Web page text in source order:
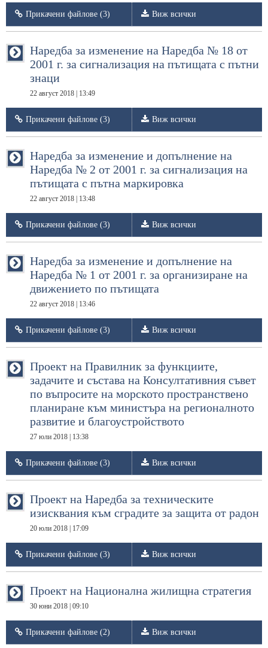
Прикачени файлове (3) Виж всички
Наредба за изменение на Наредба № 18 от
2001 г. за сигнализация на пътищата с пътни
знаци
22 август 2018 | 13:49
Прикачени файлове (3) Виж всички
Наредба за изменение и допълнение на
Наредба № 2 от 2001 г. за сигнализация на
пътищата с пътна маркировка
22 август 2018 | 13:48
Прикачени файлове (3) Виж всички
Наредба за изменение и допълнение на
Наредба № 1 от 2001 г. за организиране на
движението по пътищата
22 август 2018 | 13:46
Прикачени файлове (3) Виж всички
Проект на Правилник за функциите,
задачите и състава на Консултативния съвет
по въпросите на морското пространствено
планиране към министъра на регионалното
развитие и благоустройството
27 юли 2018 | 13:38
Прикачени файлове (3) Виж всички
Проект на Наредба за техническите
изисквания към сградите за защита от радон
20 юли 2018 | 17:09
Прикачени файлове (3) Виж всички
Проект на Национална жилищна стратегия
30 юни 2018 | 09:10
Прикачени файлове (2) Виж всички